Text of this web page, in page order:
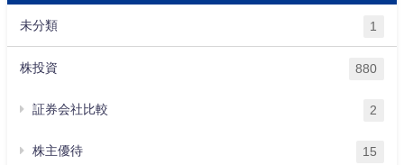
未分類 1
株投資 880
証券会社比較 2
株主優待 15